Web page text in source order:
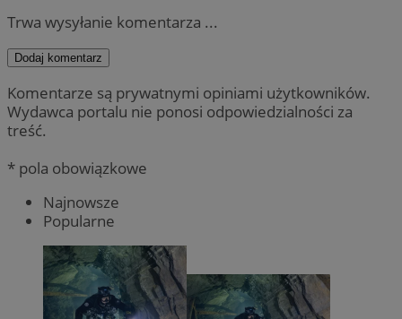
Trwa wysyłanie komentarza ...
Dodaj komentarz
Komentarze są prywatnymi opiniami użytkowników.
Wydawca portalu nie ponosi odpowiedzialności za
treść.
* pola obowiązkowe
Najnowsze
Popularne